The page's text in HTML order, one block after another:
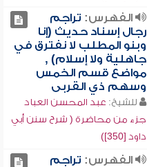
الفهرس: تراجم
رجال إسناد حديث (إنا
وبنو المطلب لا نفترق في
جاهلية ولا إسلام) ,
مواضع قسم الخمس
وسهم ذي القربى
للشيخ: عبد المحسن العباد
جزء من محاضرة ( شرح سنن أبي
داود [350])
الفهرس: تراجم